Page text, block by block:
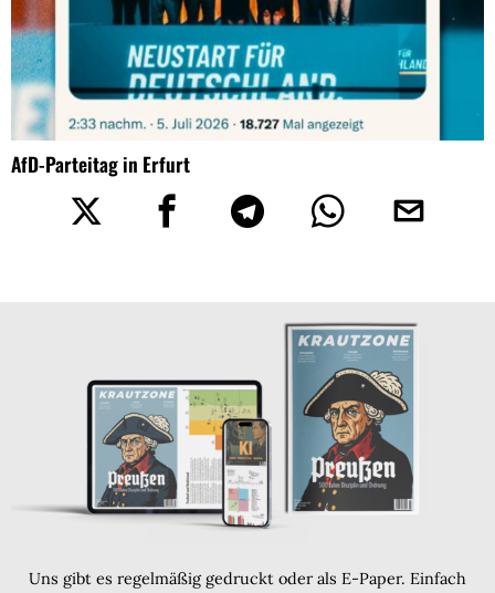
AfD-Parteitag in Erfurt
Uns gibt es regelmäßig gedruckt oder als E-Paper. Einfach